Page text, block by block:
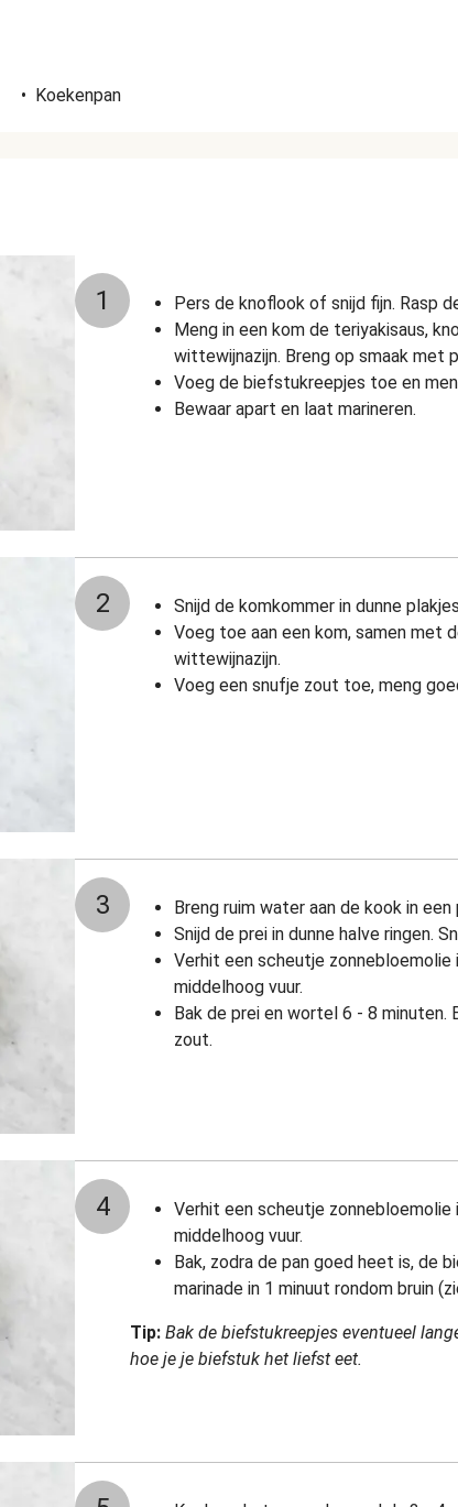
• Koekenpan
1
Pers de knoflook of snijd fijn. Rasp
Meng in een kom de teriyakisaus,
wittewijnazijn. Breng op smaak met
Voeg de biefstukreepjes toe en
Bewaar apart en laat marineren.
2
Snijd de komkommer in dunne
Voeg toe aan een kom, samen met
wittewijnazijn.
Voeg een snufje zout toe, meng
3
Breng ruim water aan de kook in
Snijd de prei in dunne halve ringen.
Verhit een scheutje zonnebloemolie
middelhoog vuur.
Bak de prei en wortel 6 - 8 minuten.
zout.
4
Verhit een scheutje zonnebloemolie
middelhoog vuur.
Bak, zodra de pan goed heet is, de
marinade in 1 minuut rondom bruin
Tip: Bak de biefstukreepjes eventueel
hoe je je biefstuk het liefst eet.